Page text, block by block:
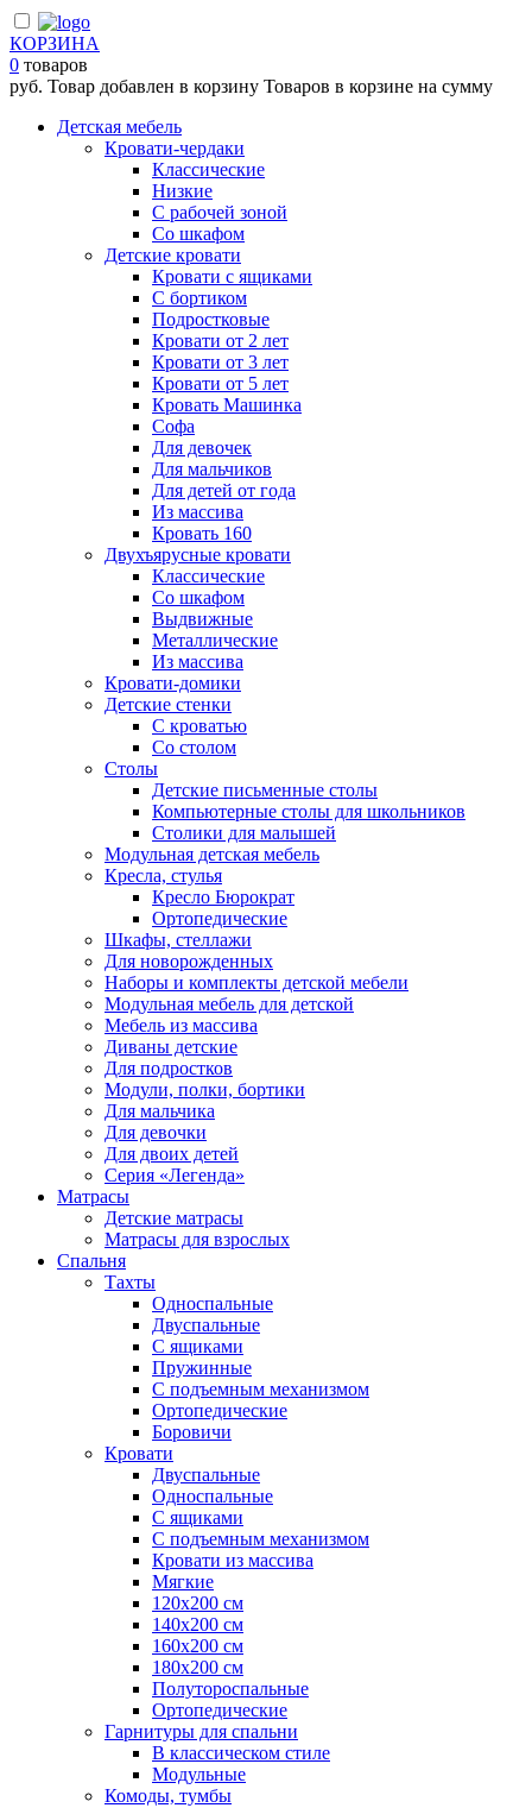
КОРЗИНА
0 товаров
руб. Товар добавлен в корзину Товаров в корзине на сумму
Детская мебель
Кровати-чердаки
Классические
Низкие
С рабочей зоной
Со шкафом
Детские кровати
Кровати с ящиками
С бортиком
Подростковые
Кровати от 2 лет
Кровати от 3 лет
Кровати от 5 лет
Кровать Машинка
Софа
Для девочек
Для мальчиков
Для детей от года
Из массива
Кровать 160
Двухъярусные кровати
Классические
Со шкафом
Выдвижные
Металлические
Из массива
Кровати-домики
Детские стенки
С кроватью
Со столом
Столы
Детские письменные столы
Компьютерные столы для школьников
Столики для малышей
Модульная детская мебель
Кресла, стулья
Кресло Бюрократ
Ортопедические
Шкафы, стеллажи
Для новорожденных
Наборы и комплекты детской мебели
Модульная мебель для детской
Мебель из массива
Диваны детские
Для подростков
Модули, полки, бортики
Для мальчика
Для девочки
Для двоих детей
Серия «Легенда»
Матрасы
Детские матрасы
Матрасы для взрослых
Спальня
Тахты
Односпальные
Двуспальные
С ящиками
Пружинные
С подъемным механизмом
Ортопедические
Боровичи
Кровати
Двуспальные
Односпальные
С ящиками
С подъемным механизмом
Кровати из массива
Мягкие
120х200 см
140х200 см
160х200 см
180х200 см
Полутороспальные
Ортопедические
Гарнитуры для спальни
В классическом стиле
Модульные
Комоды, тумбы